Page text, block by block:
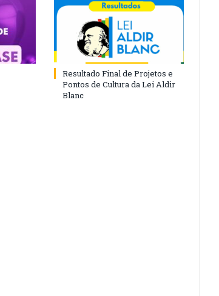
Resultado Final de Projetos e
Pontos de Cultura da Lei Aldir
Blanc